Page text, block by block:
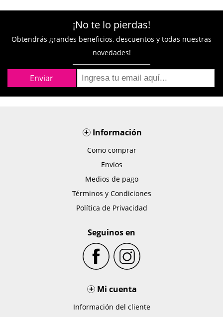
¡No te lo pierdas!
Obtendrás grandes beneficios, descuentos y todas nuestras
novedades!
+Información
Como comprar
Envíos
Medios de pago
Términos y Condiciones
Política de Privacidad
Seguinos en
+ Mi cuenta
Información del cliente